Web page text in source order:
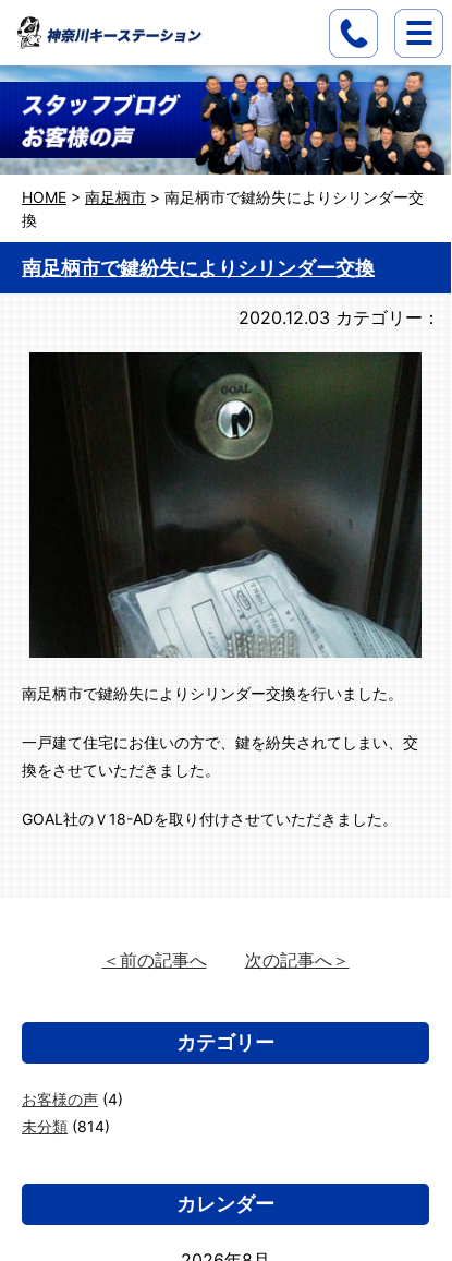
HOME > 南足柄市 > 南足柄市で鍵紛失によりシリンダー交
換
南足柄市で鍵紛失によりシリンダー交換
2020.12.03 カテゴリー：
南足柄市で鍵紛失によりシリンダー交換を行いました。
一戸建て住宅にお住いの方で、鍵を紛失されてしまい、交
換をさせていただきました。
GOAL社のＶ18-ADを取り付けさせていただきました。
＜前の記事へ 次の記事へ＞
カテゴリー
お客様の声 (4)
未分類 (814)
カレンダー